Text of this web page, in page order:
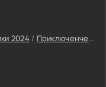
2024 / Приключенческие сериалы 2024